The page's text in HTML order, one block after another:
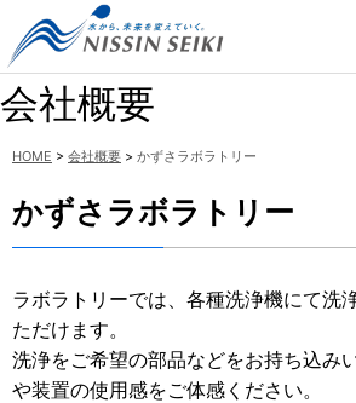
会社概要
HOME > 会社概要 > かずさラボラトリー
かずさラボラトリー
ラボラトリーでは、各種洗浄機にて洗
ただけます。
洗浄をご希望の部品などをお持ち込み
や装置の使用感をご体感ください。